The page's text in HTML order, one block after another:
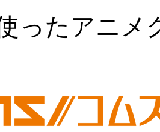
ったアニメ